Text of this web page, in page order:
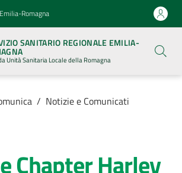
Romagna
SANITARIO REGIONALE EMILIA-
Unità Sanitaria Locale della Romagna
/ Notizie e Comunicati
Chapter Harley